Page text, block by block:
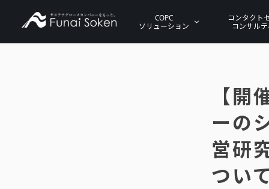
COPC
ソリューション
コンタクト
コンサル
【
ーの
営研
つい